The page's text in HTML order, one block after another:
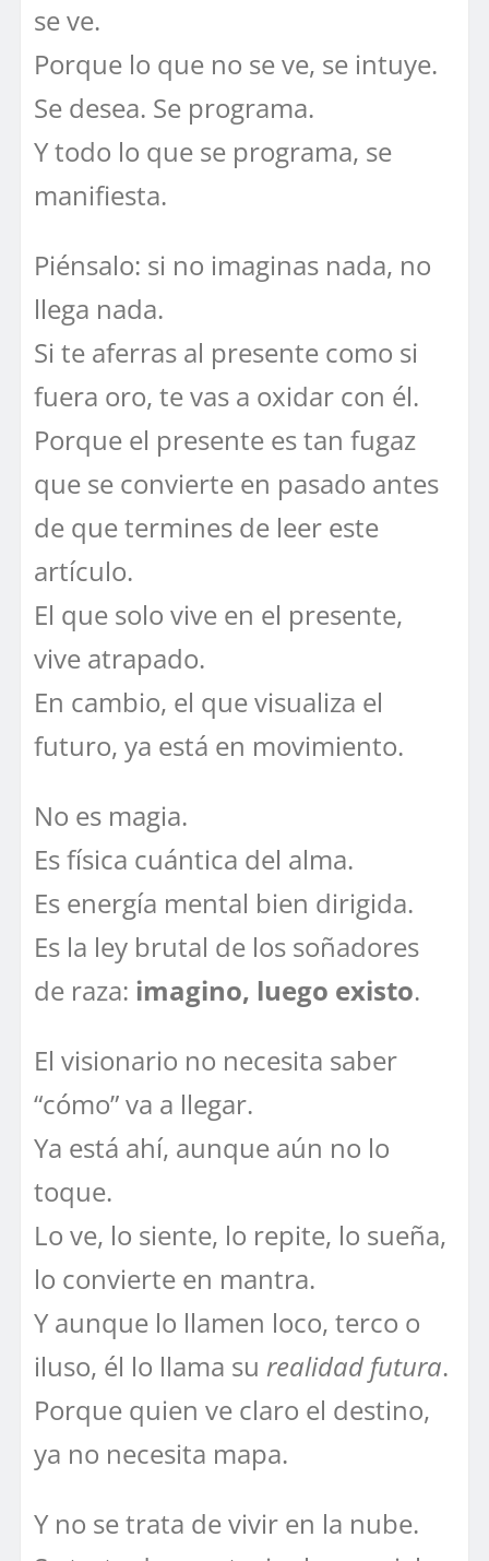
se ve.
Porque lo que no se ve, se intuye.
Se desea. Se programa.
Y todo lo que se programa, se
manifiesta.
Piénsalo: si no imaginas nada, no
llega nada.
Si te aferras al presente como si
fuera oro, te vas a oxidar con él.
Porque el presente es tan fugaz
que se convierte en pasado antes
de que termines de leer este
artículo.
El que solo vive en el presente,
vive atrapado.
En cambio, el que visualiza el
futuro, ya está en movimiento.
No es magia.
Es física cuántica del alma.
Es energía mental bien dirigida.
Es la ley brutal de los soñadores
de raza: imagino, luego existo.
El visionario no necesita saber
“cómo” va a llegar.
Ya está ahí, aunque aún no lo
toque.
Lo ve, lo siente, lo repite, lo sueña,
lo convierte en mantra.
Y aunque lo llamen loco, terco o
iluso, él lo llama su realidad futura.
Porque quien ve claro el destino,
ya no necesita mapa.
Y no se trata de vivir en la nube.